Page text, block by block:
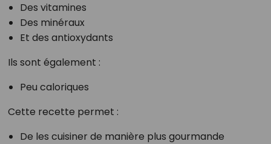
Des vitamines
Des minéraux
Et des antioxydants
Ils sont également :
Peu caloriques
Cette recette permet :
De les cuisiner de manière plus gourmande